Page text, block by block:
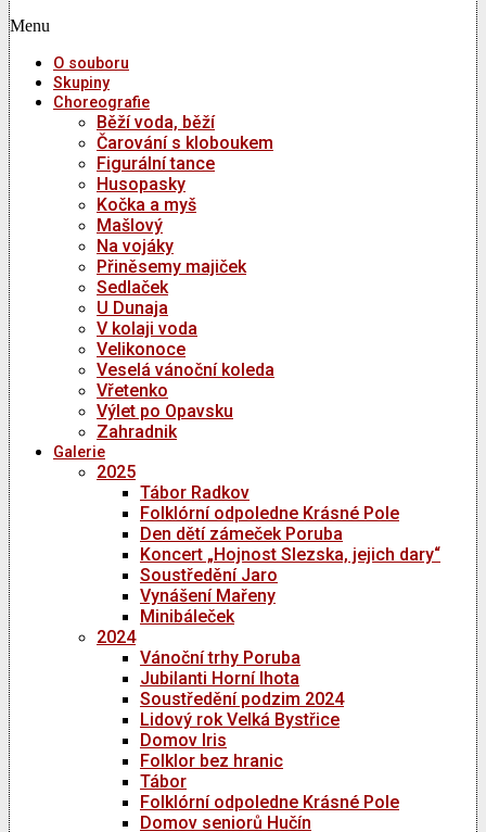
Menu
O souboru
Skupiny
Choreografie
Běží voda, běží
Čarování s kloboukem
Figurální tance
Husopasky
Kočka a myš
Mašlový
Na vojáky
Přiněsemy majiček
Sedlaček
U Dunaja
V kolaji voda
Velikonoce
Veselá vánoční koleda
Vřetenko
Výlet po Opavsku
Zahradnik
Galerie
2025
Tábor Radkov
Folklórní odpoledne Krásné Pole
Den dětí zámeček Poruba
Koncert „Hojnost Slezska, jejich dary“
Soustředění Jaro
Vynášení Mařeny
Minibáleček
2024
Vánoční trhy Poruba
Jubilanti Horní lhota
Soustředění podzim 2024
Lidový rok Velká Bystřice
Domov Iris
Folklor bez hranic
Tábor
Folklórní odpoledne Krásné Pole
Domov seniorů Hučín